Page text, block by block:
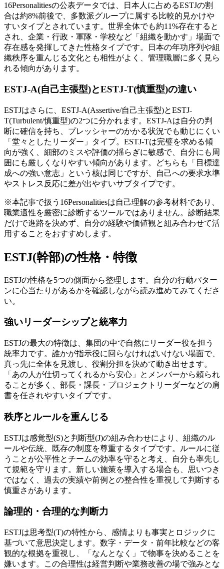
16Personalitiesの公表データでは、日本人に占めるESTJの割
合は約8%前後で、多数派グループに属する比較的見かけや
すいタイプとされています。世界全体でも約11%存在すると
され、企業・行政・軍隊・学校など「組織を動かす」場面で
存在感を発揮してきた性格タイプです。日本の年功序列や組
織秩序を重んじる文化とも相性がよく、管理職層に多く見ら
れる傾向があります。
ESTJ-A(自己主張型)とESTJ-T(慎重型)の違い
ESTJはさらに、ESTJ-A(Assertive/自己主張型)とESTJ-
T(Turbulent/慎重型)の2つに分かれます。ESTJ-Aは自分の判
断に確信を持ち、プレッシャーのかかる状況でも動じにくい
「堂々としたリーダー」タイプ。ESTJ-Tは完璧を求める傾
向が強く、細部のミスや評価の揺らぎに敏感で、自分にも周
囲にも厳しくなりやすい傾向があります。どちらも「目標達
成への強い意志」という核は同じですが、自己への要求水準
やストレス反応に差が出やすいサブタイプです。
※本記事で扱う16Personalitiesは自己理解の参考材料であり、
職業適性を厳密に診断するツールではありません。診断結果
だけで進路を決めず、自分の経験や価値観と組み合わせて活
用することをおすすめします。
ESTJ(幹部)の性格・特徴
ESTJの性格を5つの側面から整理します。自分の行動パター
ンに心当たりがあるかを確認しながら読み進めてみてくださ
い。
強いリーダーシップと統率力
ESTJの最大の特徴は、集団の中で自然にリーダー役を担う
統率力です。誰かが指示役に回らなければいけない場面で、
真っ先に全体を見渡し、役割分担を決めて動き出せます。
「あの人が仕切ってくれるから安心」とメンバーから頼られ
ることが多く、部長・課長・プロジェクトリーダーなどの肩
書を任されやすいタイプです。
秩序とルールを重んじる
ESTJは感覚型(S)と判断型(J)の組み合わせにより、組織のル
ールや伝統、既存の制度を尊重するタイプです。ルールに従
うことが公平性とチームの効率を守ると考え、自分も率先し
て規範を守ります。新しい施策を導入する場合も、思いつき
ではなく、過去の実績や前例との整合性を重視して判断する
慎重さがあります。
論理的・合理的な判断力
ESTJは思考型(T)の特性から、感情よりも事実とロジックに
基づいて意思決定します。数字・データ・前年比較などの客
観的な根拠を重視し、「なんとなく」で物事を決めることを
嫌います。この合理性は経営判断や業務改善の場で強みとな